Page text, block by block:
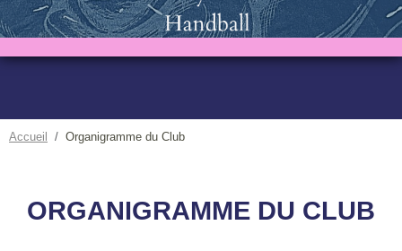
Accueil Organigramme du Club
ORGANIGRAMME DU CLUB